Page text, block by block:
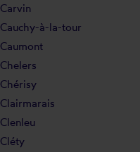
Carvin
Cauchy-à-la-tour
Caumont
Chelers
Chérisy
Clairmarais
Clenleu
Cléty